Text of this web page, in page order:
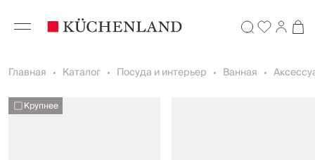
Главная Каталог Посуда и интерьер Ванная
Крупнее